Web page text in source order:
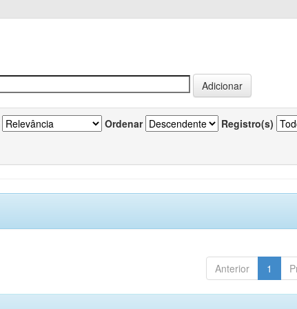
Ordenar Registro(s)
Anterior 1